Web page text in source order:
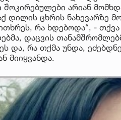
შოკირებულები არიან
დილის ცხრის ნახევარზე
რა ხდებოდა“, -
დაცვის
და, რა თქმა უნდა,
მიიყვანდა.